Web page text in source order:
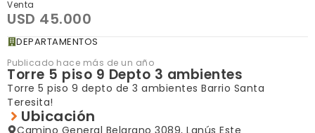
Venta
USD 45.000
DEPARTAMENTOS
Publicado hace más de un año
Torre 5 piso 9 Depto 3 ambientes
Torre 5 piso 9 depto de 3 ambientes Barrio Santa
Teresita!
Ubicación
Camino General Belgrano 3089, Lanús Este